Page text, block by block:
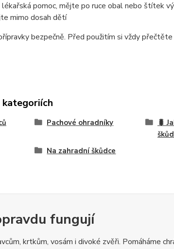
pomoc, mějte po ruce obal nebo štítek
mimo dosah dětí
bezpečně. Před použitím si vždy
kategoriích
Pachové ohradníky
🐛
Na zahradní škůdce
fungují
krtkům, vosám i divoké zvěři. Pomáháme